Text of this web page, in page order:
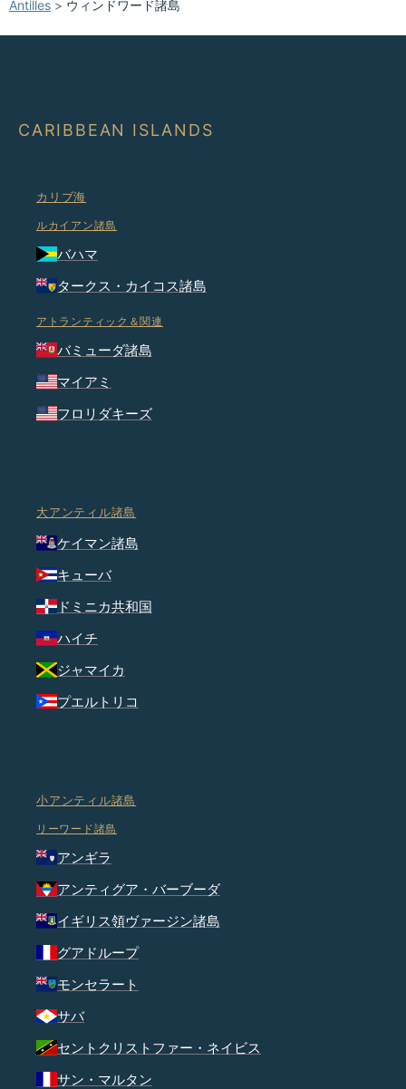
Antilles > ウィンドワード諸島
CARIBBEAN ISLANDS
カリブ海
ルカイアン諸島
バハマ
タークス・カイコス諸島
アトランティック＆関連
バミューダ諸島
マイアミ
フロリダキーズ
大アンティル諸島
ケイマン諸島
キューバ
ドミニカ共和国
ハイチ
ジャマイカ
プエルトリコ
小アンティル諸島
リーワード諸島
アンギラ
アンティグア・バーブーダ
イギリス領ヴァージン諸島
グアドループ
モンセラート
サバ
セントクリストファー・ネイビス
サン・マルタン